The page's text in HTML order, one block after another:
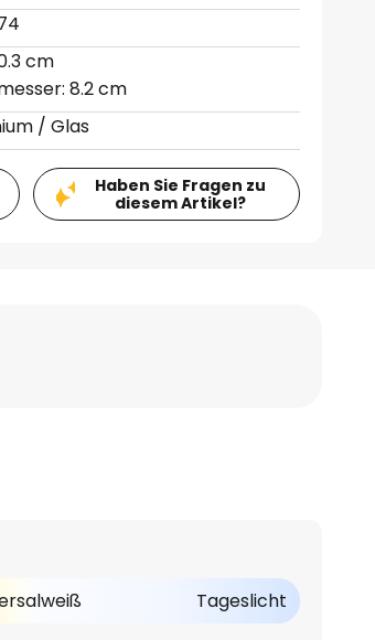
cm
8.2 cm
/ Glas
Haben Sie Fragen zu
diesem Artikel?
Tageslicht